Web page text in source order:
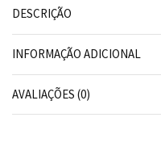
DESCRIÇÃO
INFORMAÇÃO ADICIONAL
AVALIAÇÕES (0)